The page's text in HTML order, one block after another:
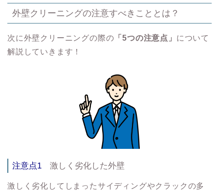
外壁クリーニングの注意すべきこととは？
次に外壁クリーニングの際の 「5つの注意点」 について
解説していきます！
注意点1 激しく劣化した外壁
激しく劣化してしまったサイディングやクラックの多